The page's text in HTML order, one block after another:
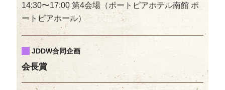
14:30〜17:00 第4会場（ポートピアホテル南館 ポ
ートピアホール）
JDDW合同企画
会長賞